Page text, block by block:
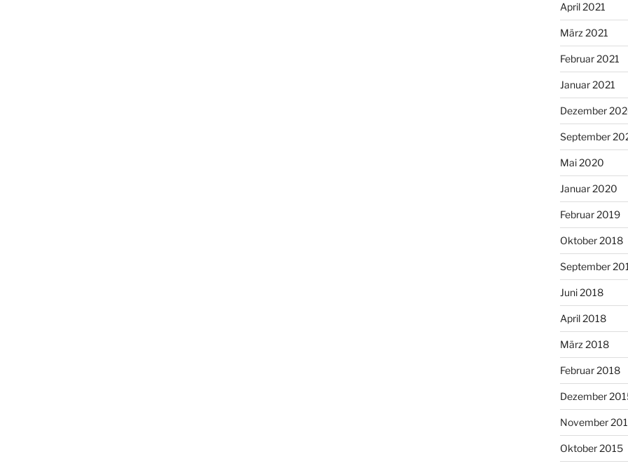
April 2021
März 2021
Februar 2021
Januar 2021
Dezember
September
Mai 2020
Januar 2020
Februar 2019
Oktober 2018
September
Juni 2018
April 2018
März 2018
Februar 2018
Dezember
November
Oktober 2015